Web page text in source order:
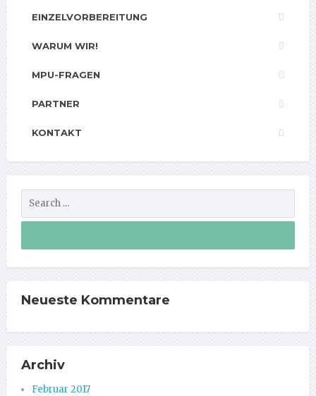
EINZELVORBEREITUNG
WARUM WIR!
MPU-FRAGEN
PARTNER
KONTAKT
Neueste Kommentare
Archiv
Februar 2017